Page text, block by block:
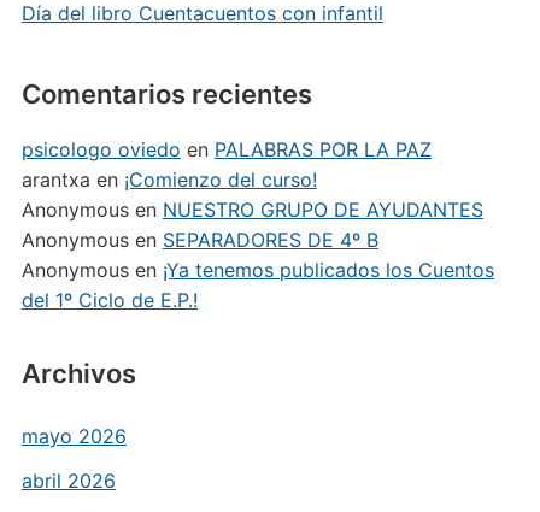
Día del libro Cuentacuentos con infantil
Comentarios recientes
psicologo oviedo en PALABRAS POR LA PAZ
arantxa en ¡Comienzo del curso!
Anonymousen NUESTRO GRUPO DE AYUDANTES
Anonymousen SEPARADORES DE 4º B
Anonymousen ¡Ya tenemos publicados los Cuentos
del 1º Ciclo de E.P.!
Archivos
mayo 2026
abril 2026